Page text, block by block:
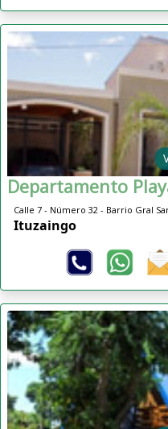
Departamento
Calle 7 - Número 32 - Barrio Gral
Ituzaingo